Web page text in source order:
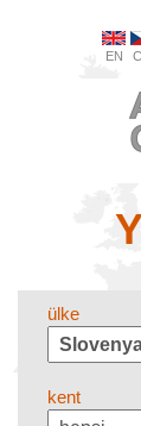
EN
ülke
kent